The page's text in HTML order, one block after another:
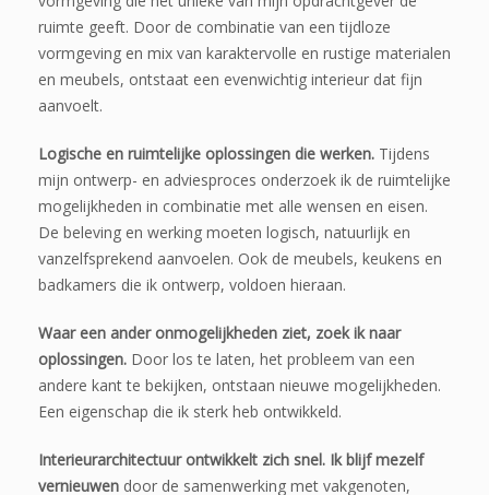
ruimte geeft. Door de combinatie van een tijdloze
vormgeving en mix van karaktervolle en rustige materialen
en meubels, ontstaat een evenwichtig interieur dat fijn
aanvoelt.
Logische en ruimtelijke oplossingen die werken. Tijdens
mijn ontwerp- en adviesproces onderzoek ik de ruimtelijke
mogelijkheden in combinatie met alle wensen en eisen.
De beleving en werking moeten logisch, natuurlijk en
vanzelfsprekend aanvoelen. Ook de meubels, keukens en
badkamers die ik ontwerp, voldoen hieraan.
Waar een ander onmogelijkheden ziet, zoek ik naar
oplossingen. Door los te laten, het probleem van een
andere kant te bekijken, ontstaan nieuwe mogelijkheden.
Een eigenschap die ik sterk heb ontwikkeld.
Interieurarchitectuur ontwikkelt zich snel. Ik blijf mezelf
vernieuwen door de samenwerking met vakgenoten,